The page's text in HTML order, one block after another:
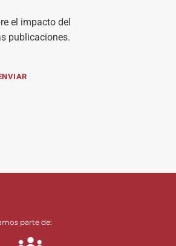
el impacto del
publicaciones.
parte de: